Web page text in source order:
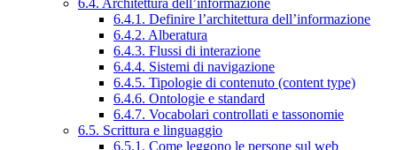
6.4.1. Definire l’architettura dell’informazione
6.4.2. Alberatura
6.4.3. Flussi di interazione
6.4.4. Sistemi di navigazione
6.4.5. Tipologie di contenuto (content type)
6.4.6. Ontologie e standard
6.4.7. Vocabolari controllati e tassonomie
6.5. Scrittura e linguaggio
6.5.1. Come leggono le persone sul web